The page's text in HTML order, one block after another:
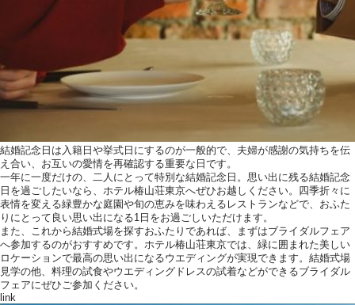
結婚記念日は入籍日や挙式日にするのが一般的で、夫婦が感謝の気持ちを伝
え合い、お互いの愛情を再確認する重要な日です。
一年に一度だけの、二人にとって特別な結婚記念日。思い出に残る結婚記念
日を過ごしたいなら、ホテル椿山荘東京へぜひお越しください。四季折々に
表情を変える緑豊かな庭園や旬の恵みを味わえるレストランなどで、おふた
りにとって良い思い出になる1日をお過ごしいただけます。
また、これから結婚式場を探すおふたりであれば、まずはブライダルフェア
へ参加するのがおすすめです。ホテル椿山荘東京では、緑に囲まれた美しい
ロケーションで最高の思い出になるウエディングが実現できます。結婚式場
見学の他、料理の試食やウエディングドレスの試着などができるブライダル
フェアにぜひご参加ください。
link